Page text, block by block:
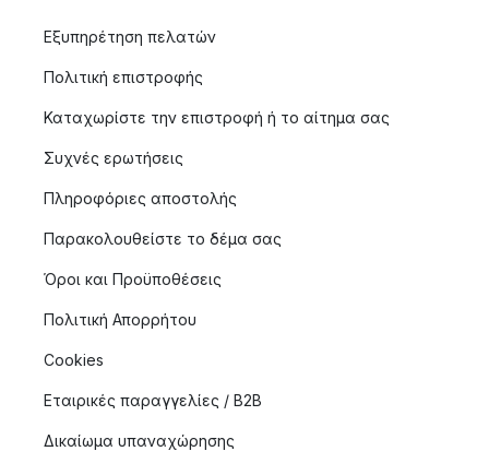
Εξυπηρέτηση πελατών
Πολιτική επιστροφής
Καταχωρίστε την επιστροφή ή το αίτημα σας
Συχνές ερωτήσεις
Πληροφόριες αποστολής
Παρακολουθείστε το δέμα σας
Όροι και Προϋποθέσεις
Πολιτική Απορρήτου
Cookies
Εταιρικές παραγγελίες / B2B
Δικαίωμα υπαναχώρησης